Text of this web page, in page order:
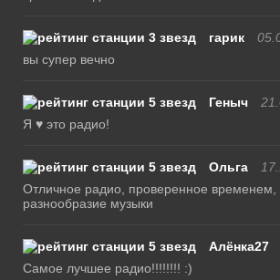
гарик
вы супер вечно
Геныч
Я ♥ это радио!
Ольга
Отличное радио, проверенное
разнообразие музыки
Алёнка27
Самое лучшее радио!!!!!!!! :)